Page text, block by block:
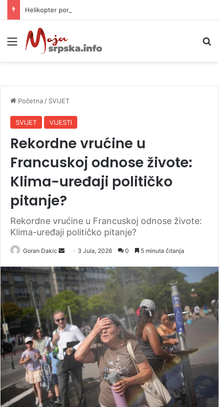
Helikopter ponovo gasi vatru u selima kod Trebinja
Meni
Početna / SVIJET
SVIJET VIJESTI
Rekordne vrućine u
Francuskoj odnose živote:
Klima-uređaji političko
pitanje?
Rekordne vrućine u Francuskoj odnose živote:
Klima-uređaji političko pitanje?
Goran Dakic
n
d
a
n
e
m
a
i
3 Jula, 2026 0 5 minuta čitanja